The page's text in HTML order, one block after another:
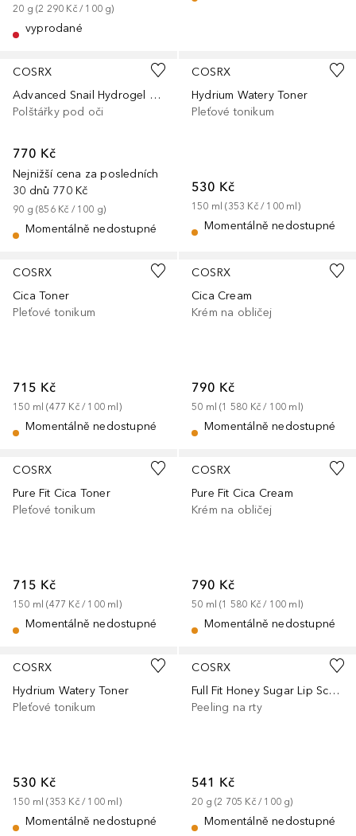
20 g (2 290 Kč / 100 g)
vyprodané
COSRX
Advanced Snail Hydrogel Eye Patch
Polštářky pod oči
770 Kč
Nejnižší cena za posledních
30 dnů 770 Kč
90 g (856 Kč / 100 g)
Momentálně nedostupné
COSRX
Hydrium Watery Toner
Pleťové tonikum
530 Kč
150 ml (353 Kč / 100 ml )
Momentálně nedostupné
COSRX
Cica Toner
Pleťové tonikum
715 Kč
150 ml (477 Kč / 100 ml )
Momentálně nedostupné
COSRX
Cica Cream
Krém na obličej
790 Kč
50 ml (1 580 Kč / 100 ml )
Momentálně nedostupné
COSRX
Pure Fit Cica Toner
Pleťové tonikum
715 Kč
150 ml (477 Kč / 100 ml )
Momentálně nedostupné
COSRX
Pure Fit Cica Cream
Krém na obličej
790 Kč
50 ml (1 580 Kč / 100 ml )
Momentálně nedostupné
COSRX
Hydrium Watery Toner
Pleťové tonikum
530 Kč
150 ml (353 Kč / 100 ml )
Momentálně nedostupné
COSRX
Full Fit Honey Sugar Lip Scrub
Peeling na rty
541 Kč
20 g (2 705 Kč / 100 g)
Momentálně nedostupné